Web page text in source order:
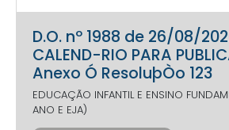
D.O. nº 1988 de 26/08/
CALEND-RIO PARA
Anexo Ó ResoluþÒo 123
EDUCAÇÃO INFANTIL E ENSINO
ANO E EJA)